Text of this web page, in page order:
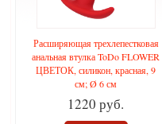
Расширяющая трехлепестковая
анальная втулка ToDo FLOWER
ЦВЕТОК, силикон, красная, 9
см; Ø 6 см
1220 руб.